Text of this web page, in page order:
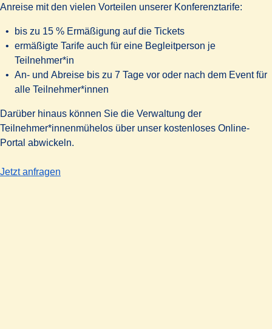
Anreise mit den vielen Vorteilen unserer Konferenztarife:
bis zu 15 % Ermäßigung auf die Tickets
ermäßigte Tarife auch für eine Begleitperson je
Teilnehmer*in
An- und Abreise bis zu 7 Tage vor oder nach dem Event für
alle Teilnehmer*innen
Darüber hinaus können Sie die Verwaltung der
Teilnehmer*innenmühelos über unser kostenloses Online-
Portal abwickeln.
Jetzt anfragen
-Planen Sie eine Konferenz oder Veranstaltung?